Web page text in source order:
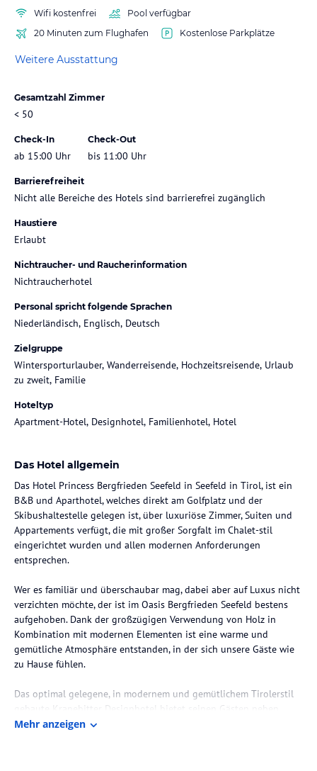
Wifi kostenfrei
Pool verfügbar
20 Minuten zum Flughafen
Kostenlose Parkplätze
Weitere Ausstattung
Gesamtzahl Zimmer
< 50
Check-In
ab 15:00 Uhr
Check-Out
bis 11:00 Uhr
Barrierefreiheit
Nicht alle Bereiche des Hotels sind barrierefrei zugänglich
Haustiere
Erlaubt
Nichtraucher- und Raucherinformation
Nichtraucherhotel
Personal spricht folgende Sprachen
Niederländisch, Englisch, Deutsch
Zielgruppe
Wintersporturlauber, Wanderreisende, Hochzeitsreisende, Urlaub
zu zweit, Familie
Hoteltyp
Apartment-Hotel, Designhotel, Familienhotel, Hotel
Das Hotel allgemein
Das Hotel Princess Bergfrieden Seefeld in Seefeld in Tirol, ist ein
B&B und Aparthotel, welches direkt am Golfplatz und der
Skibushaltestelle gelegen ist, über luxuriöse Zimmer, Suiten und
Appartements verfügt, die mit großer Sorgfalt im Chalet-stil
eingerichtet wurden und allen modernen Anforderungen
entsprechen.
Wer es familiär und überschaubar mag, dabei aber auf Luxus nicht
verzichten möchte, der ist im Oasis Bergfrieden Seefeld bestens
aufgehoben. Dank der großzügigen Verwendung von Holz in
Kombination mit modernen Elementen ist eine warme und
gemütliche Atmosphäre entstanden, in der sich unsere Gäste wie
zu Hause fühlen.
Das optimal gelegene, in modernem und gemütlichem Tirolerstil
gebaute Kranebitter Designhotel bietet seinen Gästen neben
Doppelzimmern auch komfortable Superior Doppelzimmer,
Mehr anzeigen